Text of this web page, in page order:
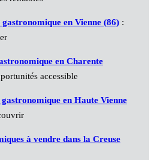
en Vienne (86):
en Charente
accessible
en Haute Vienne
à vendre dans la Creuse